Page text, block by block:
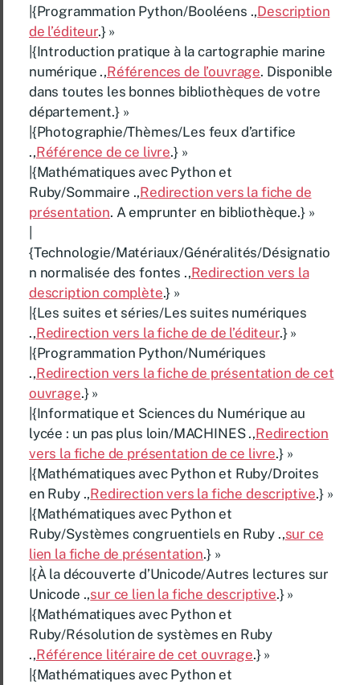
|{Programmation Python/Booléens .,Description
de l’éditeur.} »
|{Introduction pratique à la cartographie marine
numérique .,Références de l’ouvrage. Disponible
dans toutes les bonnes bibliothèques de votre
département.} »
|{Photographie/Thèmes/Les feux d’artifice
.,Référence de ce livre.} »
|{Mathématiques avec Python et
Ruby/Sommaire .,Redirection vers la fiche de
présentation. A emprunter en bibliothèque.} »
{Technologie/Matériaux/Généralités/Désignatio
n normalisée des fontes .,Redirection vers la
description complète.} »
|{Les suites et séries/Les suites numériques
.,Redirection vers la fiche de de l’éditeur.} »
|{Programmation Python/Numériques
.,Redirection vers la fiche de présentation de cet
ouvrage.} »
|{Informatique et Sciences du Numérique au
lycée : un pas plus loin/MACHINES .,Redirection
vers la fiche de présentation de ce livre.} »
|{Mathématiques avec Python et Ruby/Droites
en Ruby .,Redirection vers la fiche descriptive.} »
|{Mathématiques avec Python et
Ruby/Systèmes congruentiels en Ruby .,sur ce
lien la fiche de présentation.} »
|{À la découverte d’Unicode/Autres lectures sur
Unicode .,sur ce lien la fiche descriptive.} »
|{Mathématiques avec Python et
Ruby/Résolution de systèmes en Ruby
.,Référence litéraire de cet ouvrage.} »
|{Mathématiques avec Python et